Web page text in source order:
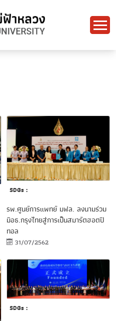
SDGs :
รพ.ศูนย์การแพทย์ มฟล. ลงนามร่วม
มือธ.กรุงไทยสู่การเป็นสมาร์ตฮอตปิ
ทอล
31/07/2562
SDGs :